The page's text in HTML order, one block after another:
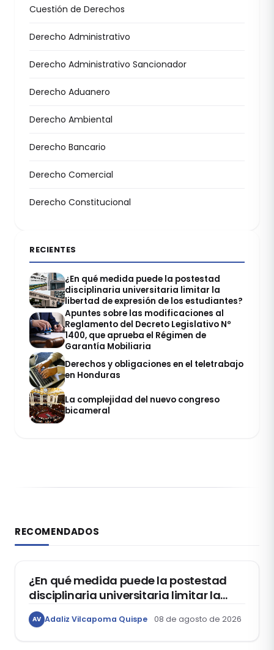
Cuestión de Derechos
Derecho Administrativo
Derecho Administrativo Sancionador
Derecho Aduanero
Derecho Ambiental
Derecho Bancario
Derecho Comercial
Derecho Constitucional
RECIENTES
¿En qué medida puede la postestad
disciplinaria universitaria limitar la
libertad de expresión de los estudiantes?
Apuntes sobre las modificaciones al
Reglamento del Decreto Legislativo Nº
1400, que aprueba el Régimen de
Garantía Mobiliaria
Derechos y obligaciones en el teletrabajo
en Honduras
La complejidad del nuevo congreso
bicameral
RECOMENDADOS
DERECHO CONSTITUCIONAL
¿En qué medida puede la postestad
disciplinaria universitaria limitar la
libertad de expresión de los
estudiantes?
AV Adaliz Vilcapoma Quispe 08 de agosto de 2026